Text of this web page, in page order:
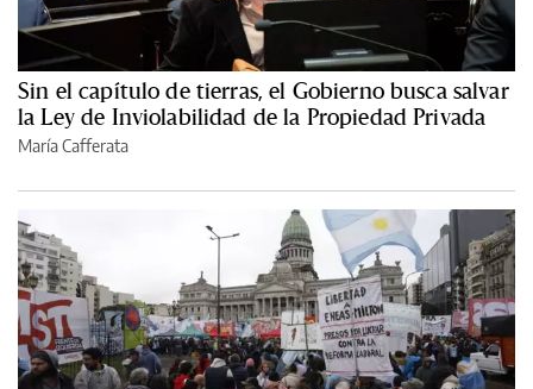
Sin el capítulo de tierras, el Gobierno busca salvar
la Ley de Inviolabilidad de la Propiedad Privada
María Cafferata